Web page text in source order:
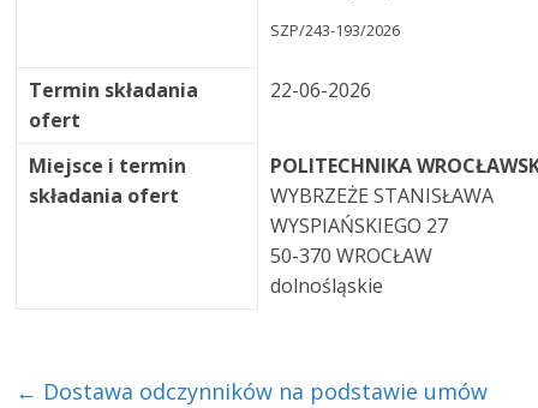
SZP/243-193/2026
Termin składania
ofert
22-06-2026
Miejsce i termin
składania ofert
POLITECHNIKA
WYBRZEŻE STANISŁAWA
WYSPIAŃSKIEGO 27
50-370 WROCŁAW
dolnośląskie
← Dostawa odczynników na podstawie umów